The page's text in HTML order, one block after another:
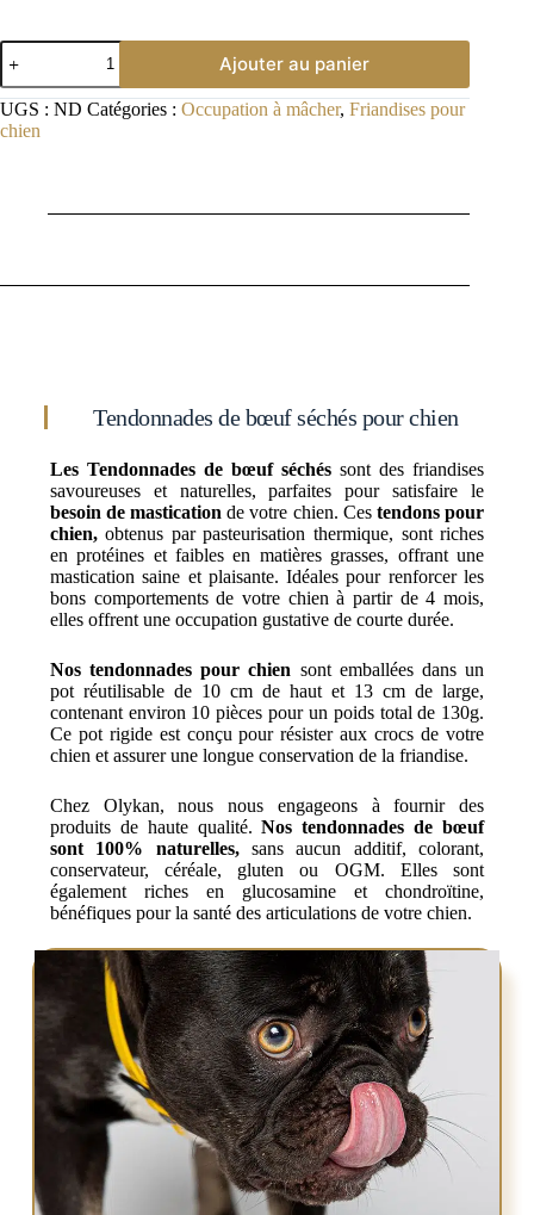
Ajouter au panier
UGS : ND Catégories : Occupation à mâcher, Friandises pour
chien
Tendonnades de bœuf séchés pour chien
Les Tendonnades de bœuf séchés sont des friandises
savoureuses et naturelles, parfaites pour satisfaire le
besoin de mastication de votre chien. Cestendons pour
chien,obtenus par pasteurisation thermique, sont riches
en protéines et faibles en matières grasses, offrant une
mastication saine et plaisante. Idéales pour renforcer les
bons comportements de votre chien à partir de 4 mois,
elles offrent une occupation gustative de courte durée.
Nos tendonnades pour chien sont emballées dans un
pot réutilisable de 10 cm de haut et 13 cm de large,
contenant environ 10 pièces pour un poids total de 130g.
Ce pot rigide est conçu pour résister aux crocs de votre
chien et assurer une longue conservation de la friandise.
Chez Olykan, nous nous engageons à fournir des
produits de haute qualité.Nos tendonnades de bœuf
sont 100% naturelles,sans aucun additif, colorant,
conservateur, céréale, gluten ou OGM. Elles sont
également riches en glucosamine et chondroïtine,
bénéfiques pour la santé des articulations de votre chien.